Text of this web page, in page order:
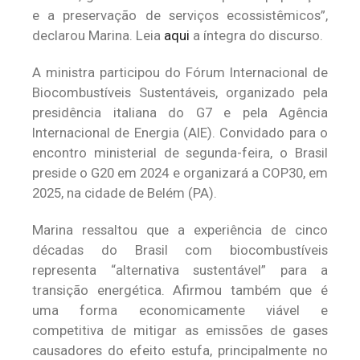
e a preservação de serviços ecossistêmicos”,
declarou Marina. Leia aqui a íntegra do discurso.
A ministra participou do Fórum Internacional de
Biocombustíveis Sustentáveis, organizado pela
presidência italiana do G7 e pela Agência
Internacional de Energia (AIE). Convidado para o
encontro ministerial de segunda-feira, o Brasil
preside o G20 em 2024 e organizará a COP30, em
2025, na cidade de Belém (PA).
Marina ressaltou que a experiência de cinco
décadas do Brasil com biocombustíveis
representa “alternativa sustentável” para a
transição energética. Afirmou também que é
uma forma economicamente viável e
competitiva de mitigar as emissões de gases
causadores do efeito estufa, principalmente no